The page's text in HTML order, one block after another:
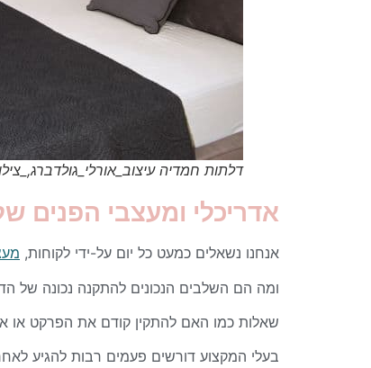
דלתות חמדיה
אדריכלי ומעצבי הפנים
אנחנו נשאלים כמעט כל יום על-ידי לקוחות,
ומה הם השלבים הנכונים להתקנה נכונה של
שאלות כמו האם להתקין קודם את הפרקט או
בעלי המקצוע דורשים פעמים רבות להגיע